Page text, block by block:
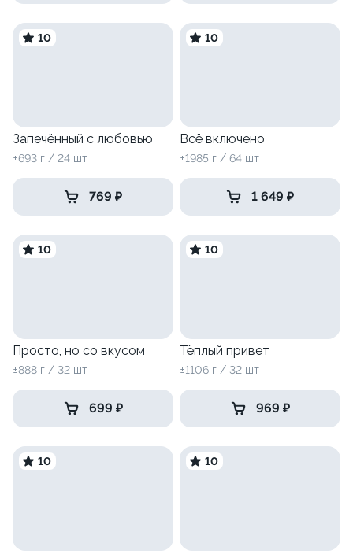
10
Запечённый с любовью
±693 г / 24 шт
769 ₽
10
Всё включено
±1985 г / 64 шт
1 649 ₽
10
Просто, но со вкусом
±888 г / 32 шт
699 ₽
10
Тёплый привет
±1106 г / 32 шт
969 ₽
10 10